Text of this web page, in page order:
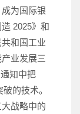
为国际银
2025》和
和国工业
业发展三
知中把
的技术。
战略中的